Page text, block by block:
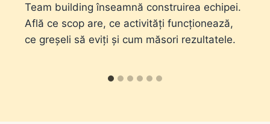
Team building înseamnă construirea echipei.
Află ce scop are, ce activități funcționează,
ce greșeli să eviți și cum măsori rezultatele.